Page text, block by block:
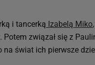
i tancerką Izabelą Miko
Potem związał się z
na świat ich pierwsze